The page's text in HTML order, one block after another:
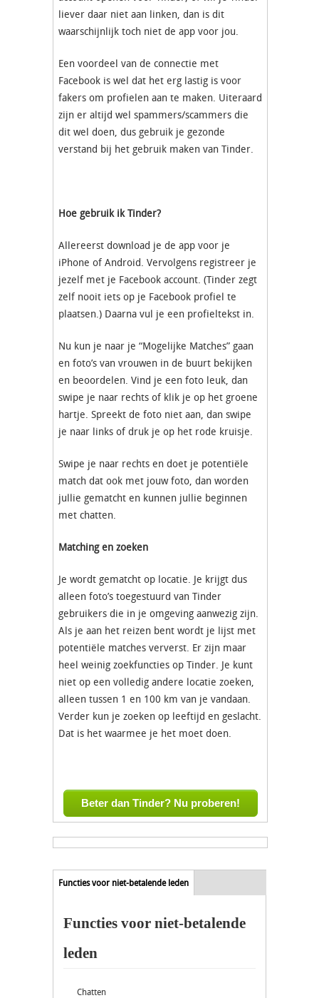
liever daar niet aan linken, dan is dit
waarschijnlijk toch niet de app voor jou.
Een voordeel van de connectie met
Facebook is wel dat het erg lastig is voor
fakers om profielen aan te maken. Uiteraard
zijn er altijd wel spammers/scammers die
dit wel doen, dus gebruik je gezonde
verstand bij het gebruik maken van Tinder.
Hoe gebruik ik Tinder?
Allereerst download je de app voor je
iPhone of Android. Vervolgens registreer je
jezelf met je Facebook account. (Tinder zegt
zelf nooit iets op je Facebook profiel te
plaatsen.) Daarna vul je een profieltekst in.
Nu kun je naar je “Mogelijke Matches” gaan
en foto’s van vrouwen in de buurt bekijken
en beoordelen. Vind je een foto leuk, dan
swipe je naar rechts of klik je op het groene
hartje. Spreekt de foto niet aan, dan swipe
je naar links of druk je op het rode kruisje.
Swipe je naar rechts en doet je potentiële
match dat ook met jouw foto, dan worden
jullie gematcht en kunnen jullie beginnen
met chatten.
Matching en zoeken
Je wordt gematcht op locatie. Je krijgt dus
alleen foto’s toegestuurd van Tinder
gebruikers die in je omgeving aanwezig zijn.
Als je aan het reizen bent wordt je lijst met
potentiële matches ververst. Er zijn maar
heel weinig zoekfuncties op Tinder. Je kunt
niet op een volledig andere locatie zoeken,
alleen tussen 1 en 100 km van je vandaan.
Verder kun je zoeken op leeftijd en geslacht.
Dat is het waarmee je het moet doen.
Beter dan Tinder? Nu proberen!
Tab function sets
Functies voor niet-betalende leden
Functies voor niet-betalende
leden
Chatten